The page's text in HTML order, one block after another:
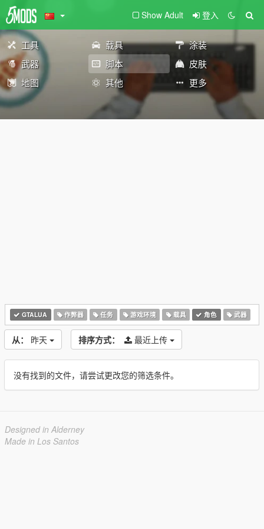
Show Adult 登入
工具 载具
涂装
武器
脚本
皮肤
地图
其他 更多
GTALUA 作弊器 任务 游戏环境 载具 角色 武器
从： 昨天 排序方式： 最近上传
没有找到的文件，请尝试更改您的筛选条件。
Designed in Alderney
Made in Los Santos